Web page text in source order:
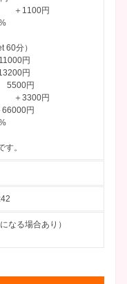
＋1100円
60分）
円
円
5500円
＋3300円
円
。
なる場合あり）